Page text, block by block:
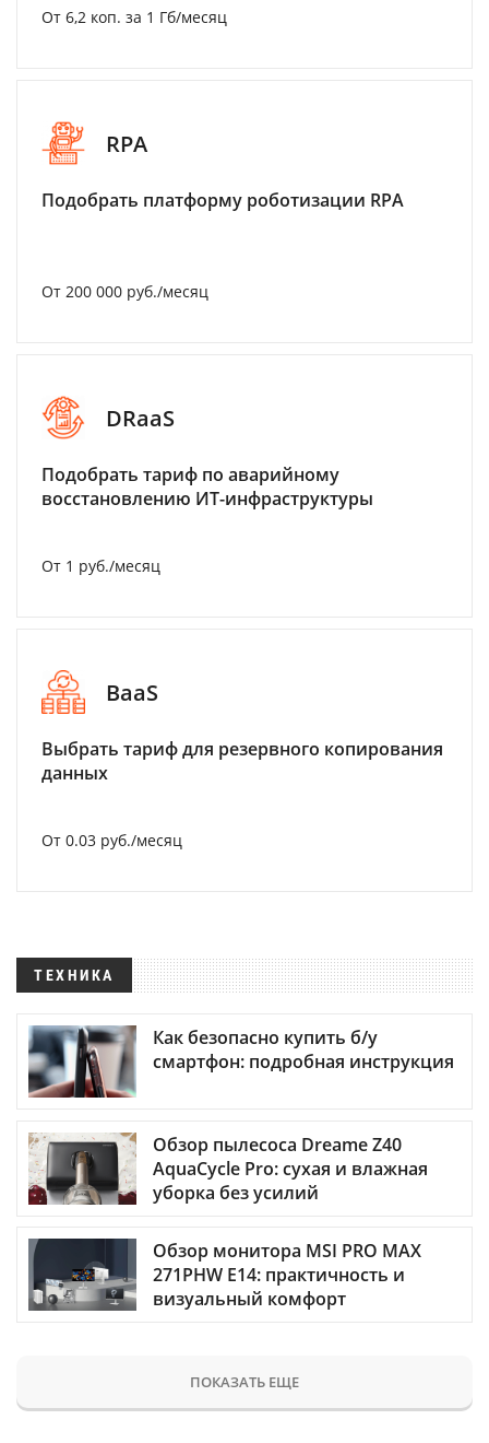
От 6,2 коп. за 1 Гб/месяц
RPA
Подобрать платформу роботизации RPA
От 200 000 руб./месяц
DRaaS
Подобрать тариф по аварийному
восстановлению ИТ-инфраструктуры
От 1 руб./месяц
BaaS
Выбрать тариф для резервного копирования
данных
От 0.03 руб./месяц
ТЕХНИКА
Как безопасно купить б/у
смартфон: подробная инструкция
Обзор пылесоса Dreame Z40
AquaCycle Pro: сухая и влажная
уборка без усилий
Обзор монитора MSI PRO MAX
271PHW E14: практичность и
визуальный комфорт
ПОКАЗАТЬ ЕЩЕ